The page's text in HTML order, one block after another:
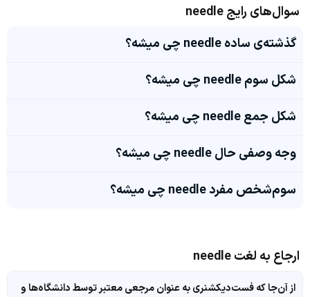
سوال‌های رایج needle
گذشته‌ی ساده needle چی میشه؟
شکل سوم needle چی میشه؟
شکل جمع needle چی میشه؟
وجه وصفی حال needle چی میشه؟
سوم‌شخص مفرد needle چی میشه؟
ارجاع به لغت needle
از آن‌جا که فست‌دیکشنری به عنوان مرجعی معتبر توسط دانشگاه‌ها و